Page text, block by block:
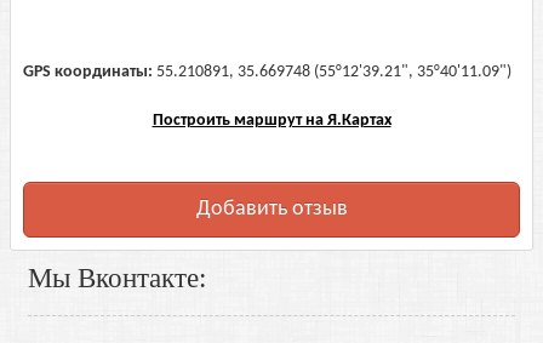
GPS координаты: 55.210891, 35.669748 (55°12'39.21", 35°40'11.09")
Построить маршрут на Я.Картах
Добавить отзыв
Мы Вконтакте: